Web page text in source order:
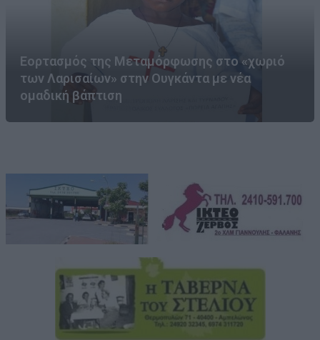
Εορτασμός της Μεταμόρφωσης στο «χωριό
των Λαρισαίων» στην Ουγκάντα με νέα
ομαδική βάπτιση